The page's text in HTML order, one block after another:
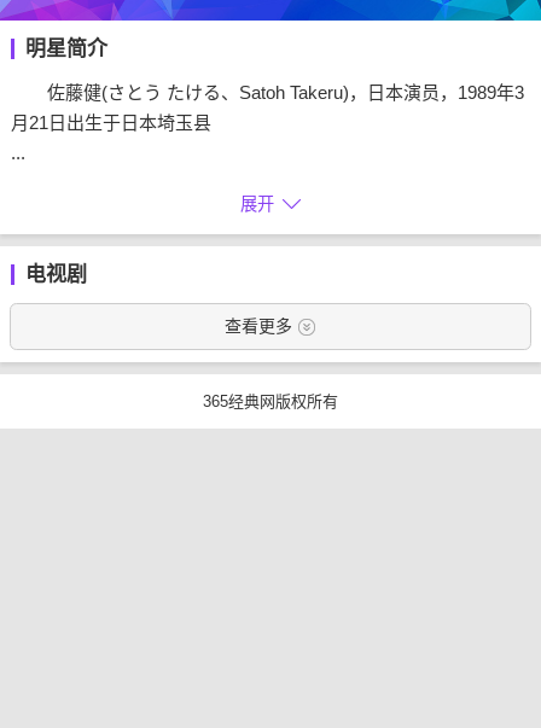
明星简介
佐藤健(さとう たける、Satoh Takeru)，日本演员，1989年3
月21日出生于日本埼玉县
...
展开
电视剧
查看更多
365经典网版权所有